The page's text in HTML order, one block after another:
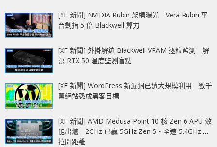
[XF 新聞] NVIDIA Rubin 架構曝光 Vera Rubin 平
台劍指 5 倍 Blackwell 算力
[XF 新聞] 外掛解鎖 Blackwell VRAM 逐粒監測 解
決 RTX 50 溫度監測盲點
[XF 新聞] WordPress 新漏洞已遭大規模利用 數千
萬網站恐成黑客目標
[XF 新聞] AMD Medusa Point 10 核 Zen 6 APU 效
能出爐 2GHz 已贏 5GHz Zen 5‧全速 5.4GHz 更
拉開距離